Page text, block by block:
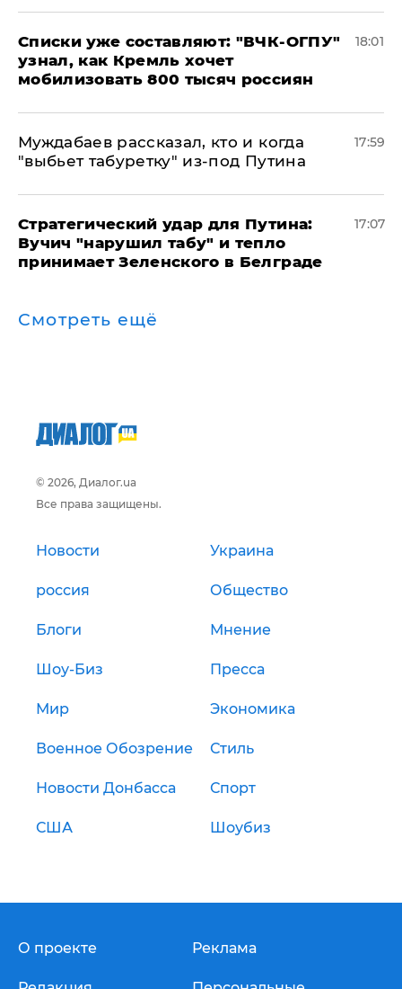
Списки уже составляют: "ВЧК-ОГПУ"
узнал, как Кремль хочет
мобилизовать 800 тысяч россиян
18:01
Муждабаев рассказал, кто и когда
"выбьет табуретку" из-под Путина
17:59
Стратегический удар для Путина:
Вучич "нарушил табу" и тепло
принимает Зеленского в Белграде
17:07
Смотреть ещё
© 2026, Диалог.ua
Все права защищены.
Новости Украина
россия Общество
Блоги Мнение
Шоу-Биз Пресса
Мир Экономика
Военное Обозрение Стиль
Новости Донбасса Спорт
США Шоубиз
О проекте Реклама